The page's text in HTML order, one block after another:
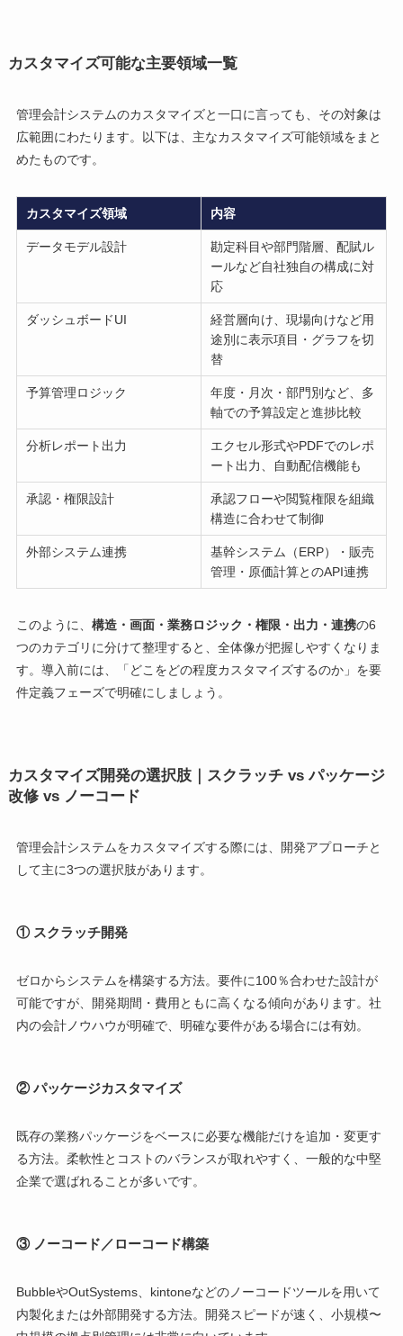
カスタマイズ可能な主要領域一覧
管理会計システムのカスタマイズと一口に言っても、その対象は
広範囲にわたります。以下は、主なカスタマイズ可能領域をまと
めたものです。
カスタマイズ領域 内容
データモデル設計
勘定科目や部門階層、配賦ル
ールなど自社独自の構成に対
応
ダッシュボードUI
経営層向け、現場向けなど用
途別に表示項目・グラフを切
替
予算管理ロジック
年度・月次・部門別など、多
軸での予算設定と進捗比較
分析レポート出力
エクセル形式やPDFでのレポ
ート出力、自動配信機能も
承認・権限設計
承認フローや閲覧権限を組織
構造に合わせて制御
外部システム連携
基幹システム（ERP）・販売
管理・原価計算とのAPI連携
このように、 構造・画面・業務ロジック・権限・出力・連携の6
つのカテゴリに分けて整理すると、全体像が把握しやすくなりま
す。導入前には、「どこをどの程度カスタマイズするのか」を要
件定義フェーズで明確にしましょう。
カスタマイズ開発の選択肢｜スクラッチ vs パッケージ
改修 vs ノーコード
管理会計システムをカスタマイズする際には、開発アプローチと
して主に3つの選択肢があります。
① スクラッチ開発
ゼロからシステムを構築する方法。要件に100％合わせた設計が
可能ですが、開発期間・費用ともに高くなる傾向があります。社
内の会計ノウハウが明確で、明確な要件がある場合には有効。
② パッケージカスタマイズ
既存の業務パッケージをベースに必要な機能だけを追加・変更す
る方法。柔軟性とコストのバランスが取れやすく、一般的な中堅
企業で選ばれることが多いです。
③ ノーコード／ローコード構築
BubbleやOutSystems、kintoneなどのノーコードツールを用いて
内製化または外部開発する方法。開発スピードが速く、小規模〜